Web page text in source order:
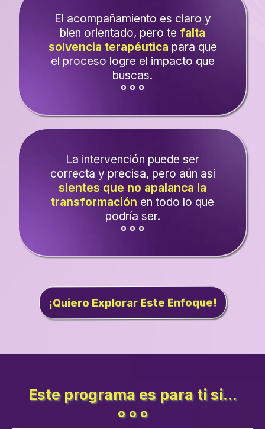
El acompañamiento es claro y
bien orientado, pero te falta
solvencia terapéutica para que
el proceso logre el impacto que
buscas.
º º º
La intervención puede ser
correcta y precisa, pero aún así
sientes que no apalanca la
transformación en todo lo que
podría ser.
º º º
¡Quiero Explorar Este Enfoque!
Este programa es para ti si...
º º º